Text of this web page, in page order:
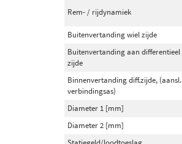
Rem- / rijdynamiek
Buitenvertanding wiel zijde
Buitenvertanding aan differentieel
zijde
Binnenvertanding diff.zijde, (aansl.
verbindingsas)
Diameter 1 [mm]
Diameter 2 [mm]